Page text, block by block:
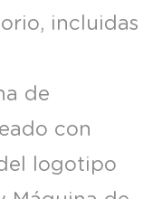
incluidas
de
con
logotipo